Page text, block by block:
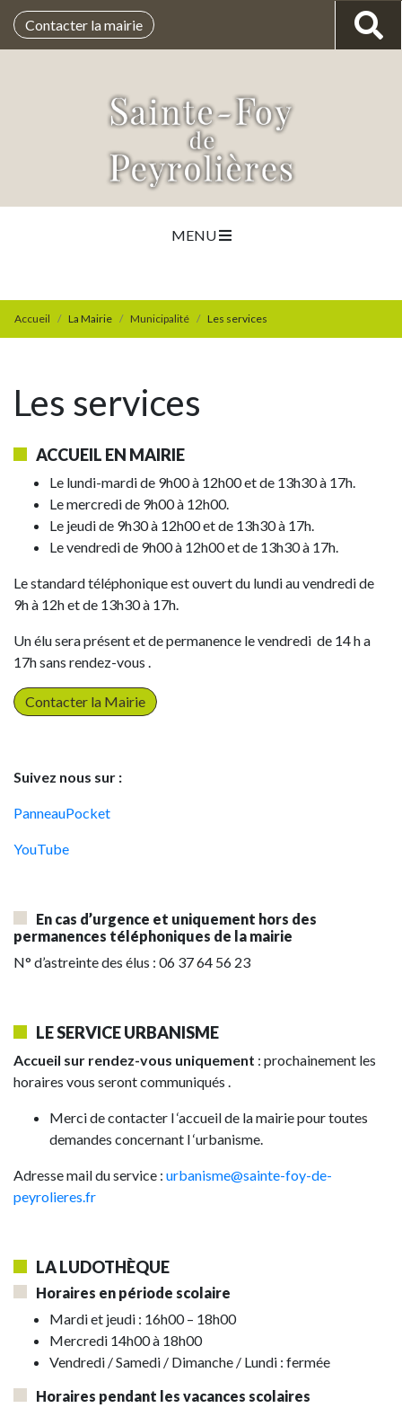
Contacter la mairie
MENU
Accueil La Mairie Municipalité Les services
Les services
ACCUEIL EN MAIRIE
Le lundi-mardi de 9h00 à 12h00 et de 13h30 à 17h.
Le mercredi de 9h00 à 12h00.
Le jeudi de 9h30 à 12h00 et de 13h30 à 17h.
Le vendredi de 9h00 à 12h00 et de 13h30 à 17h.
Le standard téléphonique est ouvert du lundi au vendredi de
9h à 12h et de 13h30 à 17h.
Un élu sera présent et de permanence le vendredi de 14 h a
17h sans rendez-vous .
Contacter la Mairie
Suivez nous sur :
PanneauPocket
YouTube
En cas d’urgence et uniquement hors des
permanences téléphoniques de la mairie
N° d’astreinte des élus : 06 37 64 56 23
LE SERVICE URBANISME
Accueil sur rendez-vous uniquement : prochainement les
horaires vous seront communiqués .
Merci de contacter l ‘accueil de la mairie pour toutes
demandes concernant l ‘urbanisme.
Adresse mail du service : urbanisme@sainte-foy-de-
peyrolieres.fr
LA LUDOTHÈQUE
Horaires en période scolaire
Mardi et jeudi : 16h00 – 18h00
Mercredi 14h00 à 18h00
Vendredi / Samedi / Dimanche / Lundi : fermée
Horaires pendant les vacances scolaires